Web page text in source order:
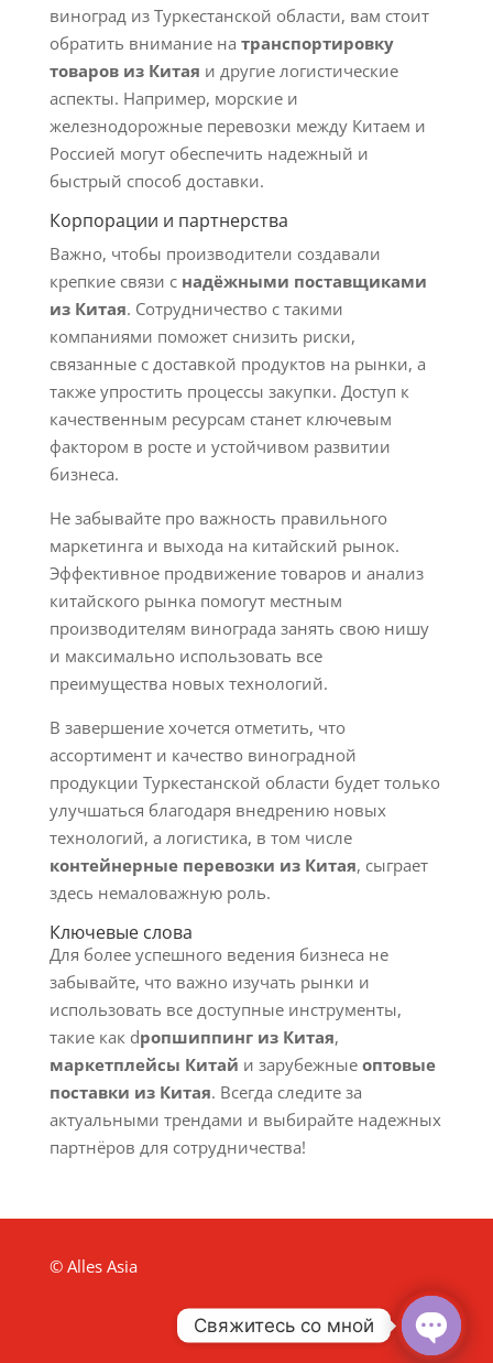
виноград из Туркестанской области, вам стоит
обратить внимание на транспортировку
товаров из Китая и другие логистические
аспекты. Например, морские и
железнодорожные перевозки между Китаем и
Россией могут обеспечить надежный и
быстрый способ доставки.
Корпорации и партнерства
Важно, чтобы производители создавали
крепкие связи с надёжными поставщиками
из Китая. Сотрудничество с такими
компаниями поможет снизить риски,
связанные с доставкой продуктов на рынки, а
также упростить процессы закупки. Доступ к
качественным ресурсам станет ключевым
фактором в росте и устойчивом развитии
бизнеса.
Не забывайте про важность правильного
маркетинга и выхода на китайский рынок.
Эффективное продвижение товаров и анализ
китайского рынка помогут местным
производителям винограда занять свою нишу
и максимально использовать все
преимущества новых технологий.
В завершение хочется отметить, что
ассортимент и качество виноградной
продукции Туркестанской области будет только
улучшаться благодаря внедрению новых
технологий, а логистика, в том числе
контейнерные перевозки из Китая, сыграет
здесь немаловажную роль.
Ключевые слова
Для более успешного ведения бизнеса не
забывайте, что важно изучать рынки и
использовать все доступные инструменты,
такие как dропшиппинг из Китая,
маркетплейсы Китай и зарубежные оптовые
поставки из Китая. Всегда следите за
актуальными трендами и выбирайте надежных
партнёров для сотрудничества!
© Alles Asia
Свяжитесь со мной